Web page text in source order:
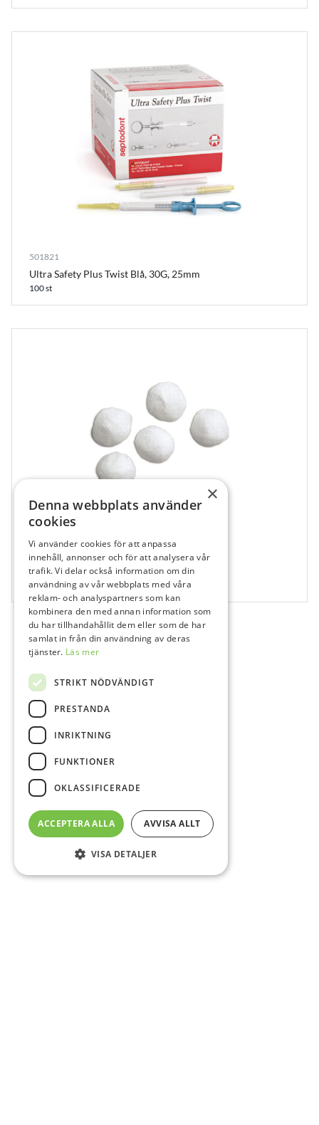
501821
Ultra Safety Plus Twist Blå, 30G, 25mm
100 st
707948
Rundtork steril nr 3, 28 mm
150 st
×
Denna webbplats använder
cookies
Vi använder cookies för att anpassa
innehåll, annonser och för att analysera vår
trafik. Vi delar också information om din
användning av vår webbplats med våra
reklam- och analyspartners som kan
kombinera den med annan information som
du har tillhandahållit dem eller som de har
samlat in från din användning av deras
tjänster. Läs mer
STRIKT NÖDVÄNDIGT
PRESTANDA
INRIKTNING
FUNKTIONER
OKLASSIFICERADE
ACCEPTERA ALLA AVVISA ALLT
VISA DETALJER